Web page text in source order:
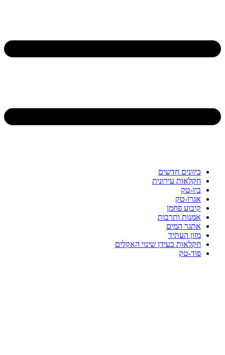
כיוונים חדשים
חקלאות עירונית
ביו-טק
אגרו-טק
קיבוע פחמן
אמנות ותרבות
אתגר המים
מזון העתיד
חקלאות בעידן שינוי האקלים
פוד-טק